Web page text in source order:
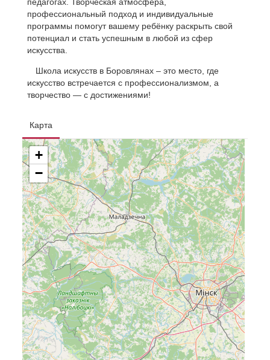
профессиональный подход и индивидуальные
программы помогут вашему ребёнку раскрыть свой
потенциал и стать успешным в любой из сфер
искусства.
Школа искусств в Боровлянах – это место, где
искусство встречается с профессионализмом, а
творчество — с достижениями!
Карта
+
−